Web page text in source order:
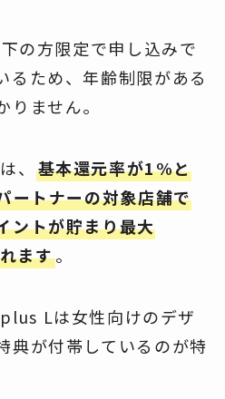
の方限定で申し込みで
るため、年齢制限がある
ません。
、 基本還元率が1%と
ートナーの対象店舗で
ントが貯まり最大
ます。
Lは女性向けのデザ
典が付帯しているのが特